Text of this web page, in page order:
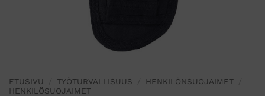
ETUSIVU TYÖTURVALLISUUS HENKILÖNSUOJAIMET
HENKILÖSUOJAIMET